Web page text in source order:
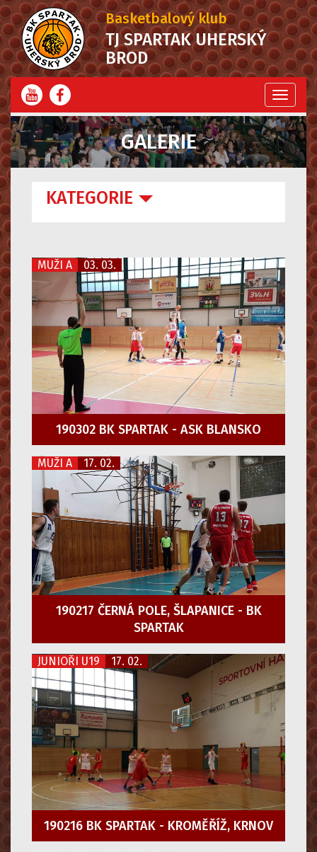
Basketbalový klub
TJ SPARTAK UHERSKÝ
BROD
Menu
GALERIE
KATEGORIE
MUŽI A 03. 03.
190302 BK SPARTAK - ASK BLANSKO
MUŽI A 17. 02.
190217 ČERNÁ POLE, ŠLAPANICE - BK
SPARTAK
JUNIOŘI U19 17. 02.
190216 BK SPARTAK - KROMĚŘÍŽ, KRNOV